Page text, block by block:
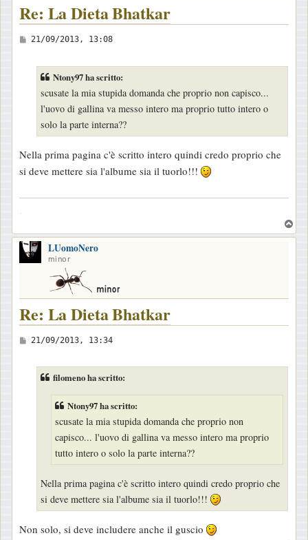
Re: La Dieta Bhatkar
M
i
o
21/09/2013, 13:08
Ntony97 ha scritto:
scusate la mia stupida domanda che proprio non capisco...
l'uovo di gallina va messo intero ma proprio tutto intero o
solo la parte interna??
Nella prima pagina c'è scritto intero quindi credo proprio che
si deve mettere sia l'albume sia il tuorlo!!!
o
LUomoNero
minor
Re: La Dieta Bhatkar
M
21/09/2013, 13:34
filomeno ha scritto:
Ntony97 ha scritto:
scusate la mia stupida domanda che proprio non
capisco... l'uovo di gallina va messo intero ma proprio
tutto intero o solo la parte interna??
Nella prima pagina c'è scritto intero quindi credo proprio che
si deve mettere sia l'albume sia il tuorlo!!!
Non solo, si deve includere anche il guscio